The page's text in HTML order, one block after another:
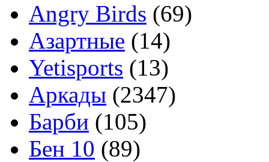
Angry Birds (69)
Азартные (14)
Yetisports (13)
Аркады (2347)
Барби (105)
Бен 10 (89)